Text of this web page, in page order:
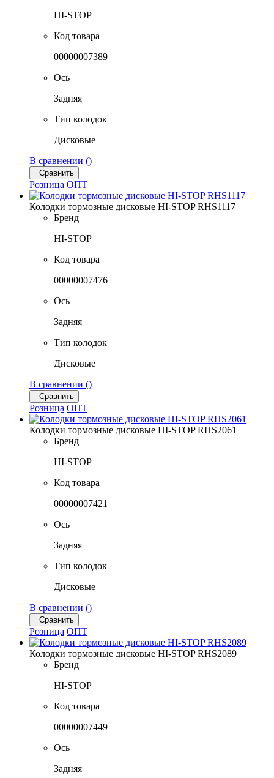
HI-STOP
Код товара
00000007389
Ось
Задняя
Тип колодок
Дисковые
В сравнении ()
Сравнить
Розница ОПТ
Колодки тормозные дисковые HI-STOP RHS1117
Бренд
HI-STOP
Код товара
00000007476
Ось
Задняя
Тип колодок
Дисковые
В сравнении ()
Сравнить
Розница ОПТ
Колодки тормозные дисковые HI-STOP RHS2061
Бренд
HI-STOP
Код товара
00000007421
Ось
Задняя
Тип колодок
Дисковые
В сравнении ()
Сравнить
Розница ОПТ
Колодки тормозные дисковые HI-STOP RHS2089
Бренд
HI-STOP
Код товара
00000007449
Ось
Задняя